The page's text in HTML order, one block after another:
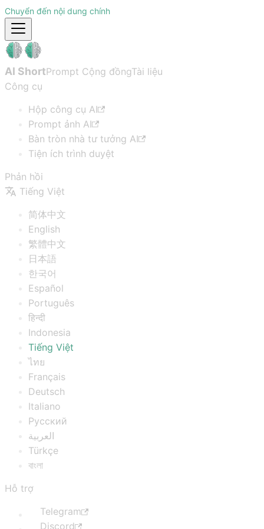
Chuyển đến nội dung chính
AI ShortPrompt Cộng đồngTài liệu
Công cụ
Hộp công cụ AI
Prompt ảnh AI
Bàn tròn nhà tư tưởng AI
Tiện ích trình duyệt
Phản hồi
Tiếng Việt
简体中文
English
繁體中文
日本語
한국어
Español
Português
हिन्दी
Indonesia
Tiếng Việt
ไทย
Français
Deutsch
Italiano
Русский
العربية
Türkçe
বাংলা
Hỗ trợ
Telegram
Discord